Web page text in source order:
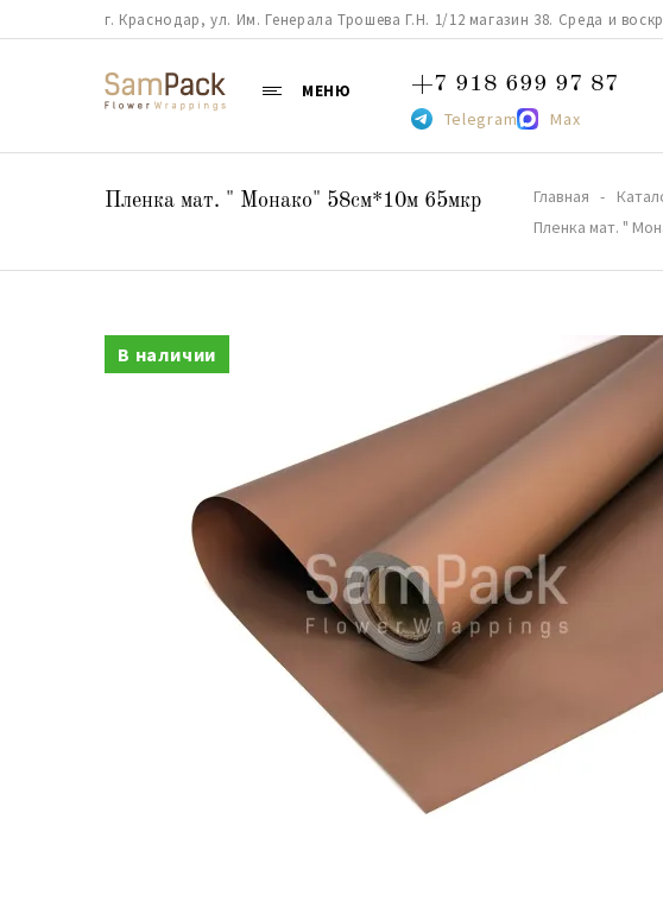
г. Краснодар, ул. Им. Генерала Трошева Г.Н. 1/12 магазин 38. Среда и
МЕНЮ +7 918 699 97 87
Telegram Max
Пленка мат. " Монако" 58см*10м 65мкр Главная
Пленка мат. "
В наличии